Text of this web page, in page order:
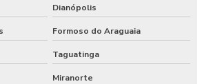
Dianópolis
Formoso do Araguaia
Taguatinga
Miranorte